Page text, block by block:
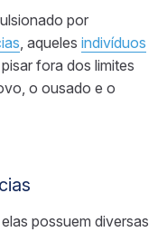
por
, aqueles indivíduos
fora dos limites
o ousado e o
possuem diversas